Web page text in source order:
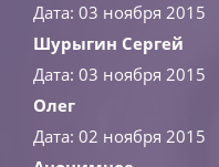
Дата: 03 ноября 2015
Шурыгин Сергей
Дата: 03 ноября 2015
Олег
Дата: 02 ноября 2015